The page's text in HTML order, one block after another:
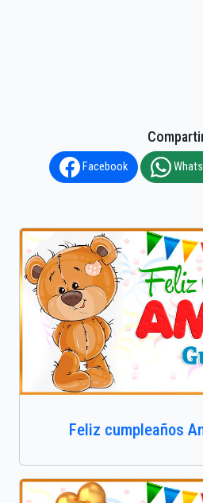
Facebook
Feliz cumpleaños